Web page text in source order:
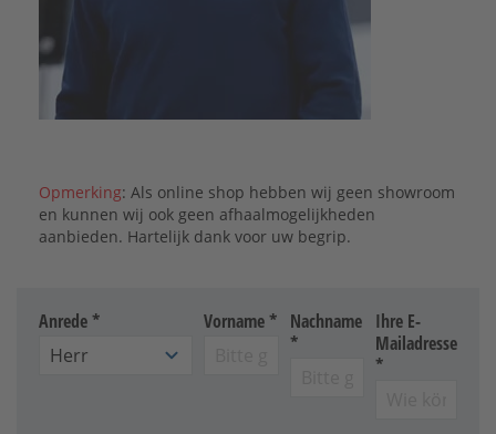
Opmerking: Als online shop hebben wij geen showroom
en kunnen wij ook geen afhaalmogelijkheden
aanbieden. Hartelijk dank voor uw begrip.
Anrede * Vorname * Nachname
*
Ihre E-
Mailadresse
*